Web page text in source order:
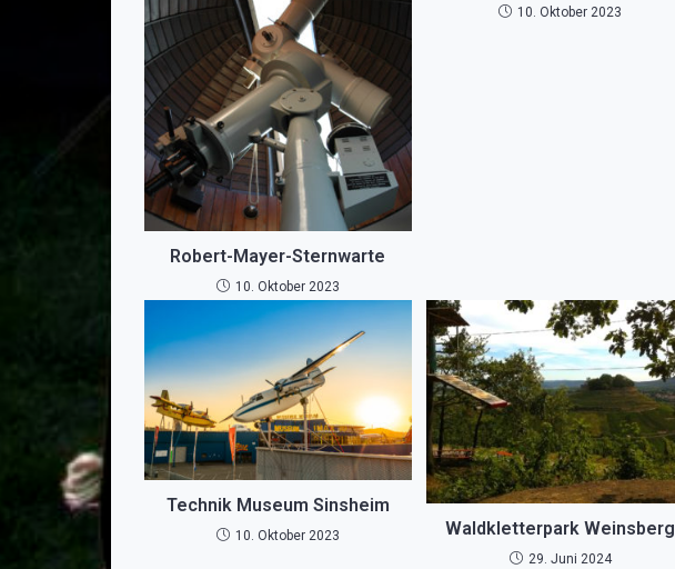
Robert-Mayer-Sternwarte
10. Oktober 2023
10. Oktober 2023
Technik Museum Sinsheim
10. Oktober 2023 Waldkletterpark Weinsberg
29. Juni 2024